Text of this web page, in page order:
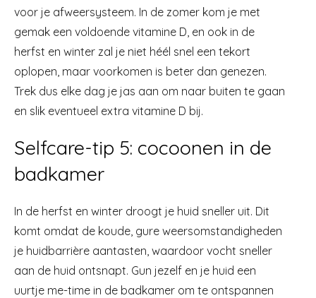
voor je afweersysteem. In de zomer kom je met
gemak een voldoende vitamine D, en ook in de
herfst en winter zal je niet héél snel een tekort
oplopen, maar voorkomen is beter dan genezen.
Trek dus elke dag je jas aan om naar buiten te gaan
en slik eventueel extra vitamine D bij.
Selfcare-tip 5: cocoonen in de
badkamer
In de herfst en winter droogt je huid sneller uit. Dit
komt omdat de koude, gure weersomstandigheden
je huidbarrière aantasten, waardoor vocht sneller
aan de huid ontsnapt. Gun jezelf en je huid een
uurtje me-time in de badkamer om te ontspannen